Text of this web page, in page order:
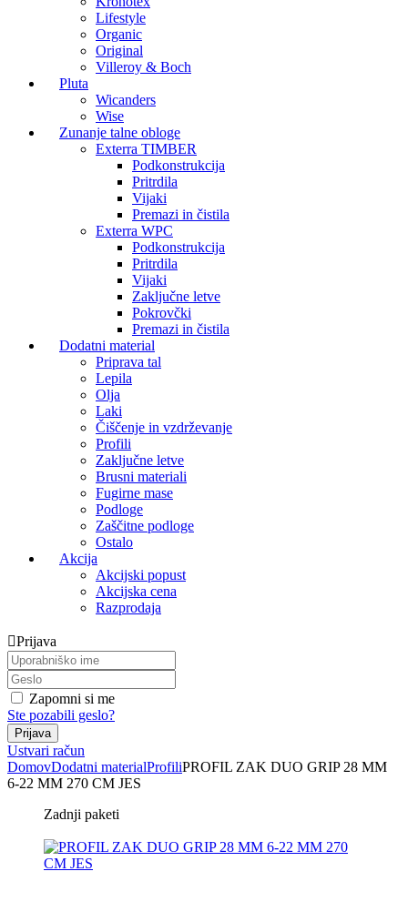
Lifestyle
Organic
Original
Villeroy & Boch
Pluta
Wicanders
Wise
Zunanje talne obloge
Exterra TIMBER
Podkonstrukcija
Pritrdila
Vijaki
Premazi in čistila
Exterra WPC
Podkonstrukcija
Pritrdila
Vijaki
Zaključne letve
Pokrovčki
Premazi in čistila
Dodatni material
Priprava tal
Lepila
Olja
Laki
Čiščenje in vzdrževanje
Profili
Zaključne letve
Brusni materiali
Fugirne mase
Podloge
Zaščitne podloge
Ostalo
Akcija
Akcijski popust
Akcijska cena
Razprodaja
Prijava
Zapomni si me
Ste pozabili geslo?
Ustvari račun
DomovDodatni materialProfiliPROFIL ZAK DUO GRIP 28 MM
6-22 MM 270 CM JES
Zadnji paketi